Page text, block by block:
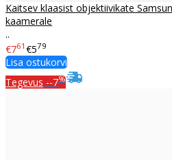
Kaitsev klaasist objektiivikate
kaamerale
..
€761 €579
Lisa ostukorvi
Tegevus --7%